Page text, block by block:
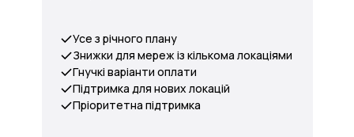
Усе з річного плану
Знижки для мереж із кількома локаціями
Гнучкі варіанти оплати
Підтримка для нових локацій
Пріоритетна підтримка